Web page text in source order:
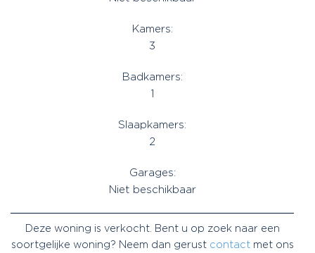
Kamers:
3
Badkamers:
1
Slaapkamers:
2
Garages:
Niet beschikbaar
Deze woning is verkocht. Bent u op zoek naar een
soortgelijke woning? Neem dan gerust contactmet ons